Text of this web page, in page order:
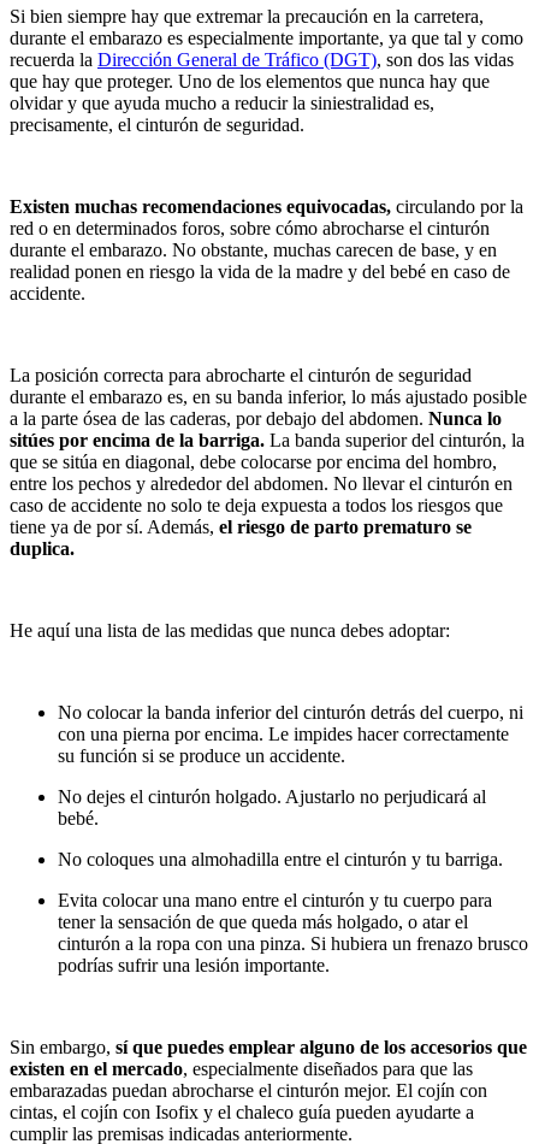
Si bien siempre hay que extremar la precaución en la carretera,
durante el embarazo es especialmente importante, ya que tal y como
recuerda la Dirección General de Tráfico (DGT), son dos las vidas
que hay que proteger. Uno de los elementos que nunca hay que
olvidar y que ayuda mucho a reducir la siniestralidad es,
precisamente, el cinturón de seguridad.
Existen muchas recomendaciones equivocadas, circulando por la
red o en determinados foros, sobre cómo abrocharse el cinturón
durante el embarazo. No obstante, muchas carecen de base, y en
realidad ponen en riesgo la vida de la madre y del bebé en caso de
accidente.
La posición correcta para abrocharte el cinturón de seguridad
durante el embarazo es, en su banda inferior, lo más ajustado posible
a la parte ósea de las caderas, por debajo del abdomen. Nunca lo
sitúes por encima de la barriga. La banda superior del cinturón, la
que se sitúa en diagonal, debe colocarse por encima del hombro,
entre los pechos y alrededor del abdomen. No llevar el cinturón en
caso de accidente no solo te deja expuesta a todos los riesgos que
tiene ya de por sí. Además, el riesgo de parto prematuro se
duplica.
He aquí una lista de las medidas que nunca debes adoptar:
No colocar la banda inferior del cinturón detrás del cuerpo, ni
con una pierna por encima. Le impides hacer correctamente
su función si se produce un accidente.
No dejes el cinturón holgado. Ajustarlo no perjudicará al
bebé.
No coloques una almohadilla entre el cinturón y tu barriga.
Evita colocar una mano entre el cinturón y tu cuerpo para
tener la sensación de que queda más holgado, o atar el
cinturón a la ropa con una pinza. Si hubiera un frenazo brusco
podrías sufrir una lesión importante.
Sin embargo, sí que puedes emplear alguno de los accesorios que
existen en el mercado, especialmente diseñados para que las
embarazadas puedan abrocharse el cinturón mejor. El cojín con
cintas, el cojín con Isofix y el chaleco guía pueden ayudarte a
cumplir las premisas indicadas anteriormente.